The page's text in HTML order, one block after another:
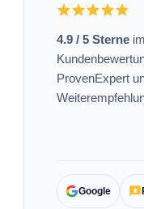
4.9 / 5 Sterne
ProvenExpert
Google